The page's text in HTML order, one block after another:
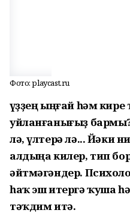
Фото: playcast.ru
Һүҙҙең ыңғай һәм
уйланғанығыҙ
лә, үлтерә лә... Йәки
алдыңа килер, тип
әйтмәгәндер.
һаҡ эш итергә ҡуша
тәҡдим итә.